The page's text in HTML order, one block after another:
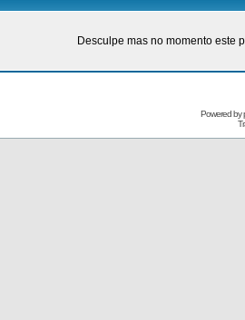
Desculpe mas no momento este
Powered by